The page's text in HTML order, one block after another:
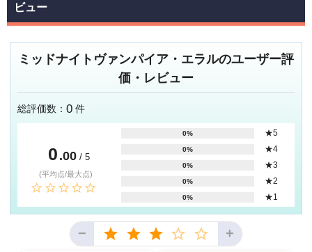
ビュー
ミッドナイトヴァンパイア・エラルのユーザー評
価・レビュー
総評価数： 0 件
0 .00/ 5
(平均点/最大点)
0% ★5
0% ★4
0% ★3
0% ★2
0% ★1
− +